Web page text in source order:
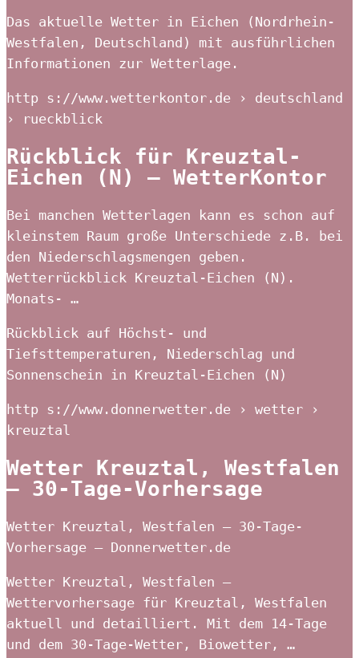
Das aktuelle Wetter in Eichen (Nordrhein-
Westfalen, Deutschland) mit ausführlichen
Informationen zur Wetterlage.
http s://www.wetterkontor.de › deutschland
› rueckblick
Rückblick für Kreuztal-
Eichen (N) – WetterKontor
Bei manchen Wetterlagen kann es schon auf
kleinstem Raum große Unterschiede z.B. bei
den Niederschlagsmengen geben.
Wetterrückblick Kreuztal-Eichen (N).
Monats- …
Rückblick auf Höchst- und
Tiefsttemperaturen, Niederschlag und
Sonnenschein in Kreuztal-Eichen (N)
http s://www.donnerwetter.de › wetter ›
kreuztal
Wetter Kreuztal, Westfalen
– 30-Tage-Vorhersage
Wetter Kreuztal, Westfalen – 30-Tage-
Vorhersage – Donnerwetter.de
Wetter Kreuztal, Westfalen –
Wettervorhersage für Kreuztal, Westfalen
aktuell und detailliert. Mit dem 14-Tage
und dem 30-Tage-Wetter, Biowetter, …